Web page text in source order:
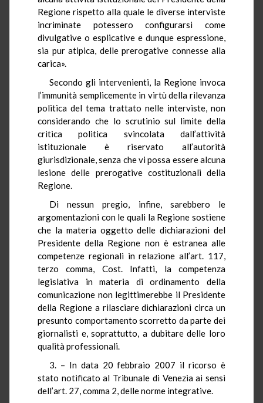
Regione rispetto alla quale le diverse interviste
incriminate potessero configurarsi come
divulgative o esplicative e dunque espressione,
sia pur atipica, delle prerogative connesse alla
carica».
Secondo gli intervenienti, la Regione invoca
l’immunità semplicemente in virtù della rilevanza
politica del tema trattato nelle interviste, non
considerando che lo scrutinio sul limite della
critica politica svincolata dall’attività
istituzionale è riservato all’autorità
giurisdizionale, senza che vi possa essere alcuna
lesione delle prerogative costituzionali della
Regione.
Di nessun pregio, infine, sarebbero le
argomentazioni con le quali la Regione sostiene
che la materia oggetto delle dichiarazioni del
Presidente della Regione non è estranea alle
competenze regionali in relazione all’art. 117,
terzo comma, Cost. Infatti, la competenza
legislativa in materia di ordinamento della
comunicazione non legittimerebbe il Presidente
della Regione a rilasciare dichiarazioni circa un
presunto comportamento scorretto da parte dei
giornalisti e, soprattutto, a dubitare delle loro
qualità professionali.
3. – In data 20 febbraio 2007 il ricorso è
stato notificato al Tribunale di Venezia ai sensi
dell’art. 27, comma 2, delle norme integrative.